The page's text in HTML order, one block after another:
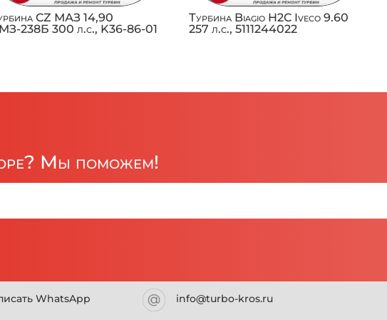
CZ МАЗ 14,90
238Б 300 л.с., K36-86-01
Турбина Biagio H2C Iveco 9.60
257 л.с., 5111244022
Мы поможем!
WhatsApp info@turbo-kros.ru